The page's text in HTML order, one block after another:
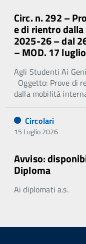
Circ. n. 292 –
e di rientro
2025-26 – dal
– MOD. 17 luglio
Agli Studenti Ai
Oggetto: Prove di
dalla mobilità
Circolari
15 Luglio 2026
Avviso:
Diploma
Ai diplomati a.s.